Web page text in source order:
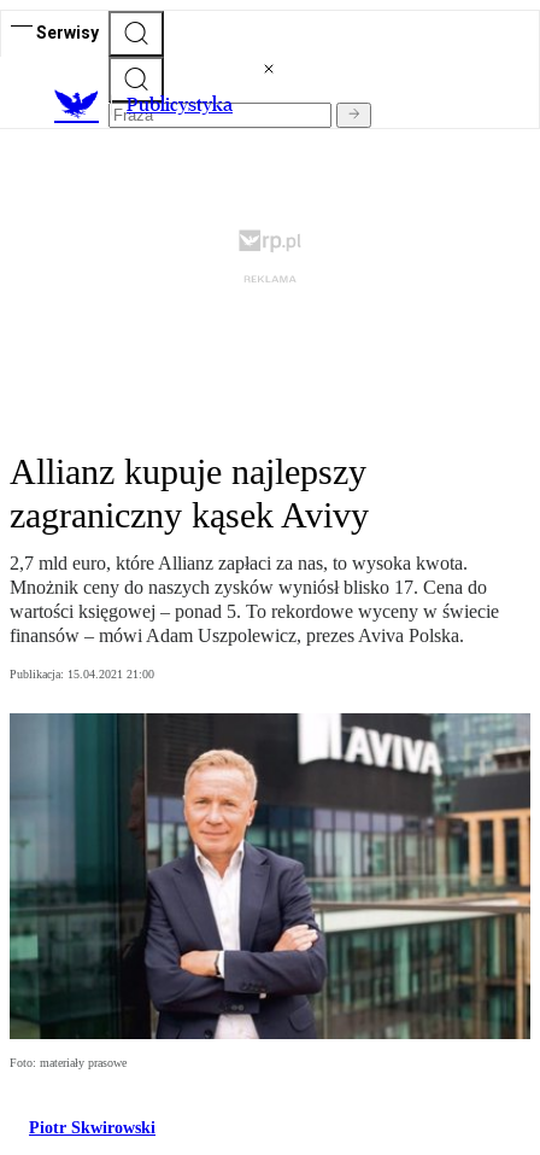
Serwisy
Publicystyka
Allianz kupuje najlepszy
zagraniczny kąsek Avivy
2,7 mld euro, które Allianz zapłaci za nas, to wysoka kwota.
Mnożnik ceny do naszych zysków wyniósł blisko 17. Cena do
wartości księgowej – ponad 5. To rekordowe wyceny w świecie
finansów – mówi Adam Uszpolewicz, prezes Aviva Polska.
Publikacja: 15.04.2021 21:00
Foto: materiały prasowe
Piotr Skwirowski